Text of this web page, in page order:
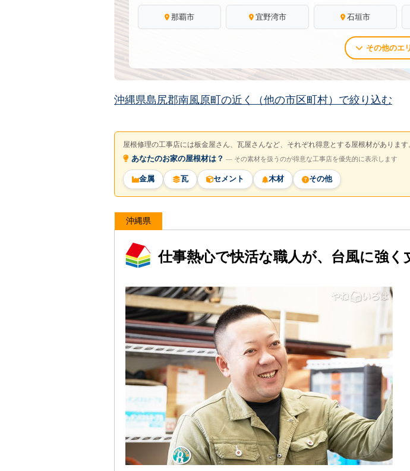
那覇市 宜野湾市 石垣市
その他のエ
沖縄県島尻郡南風原町の近く（他の市区町村）で絞り込む
屋根修理の工事店には板金屋さん、瓦屋さんなど、それぞれ得意とする屋根材があります
あなたのお家の屋根材は？ ― その素材を扱うのが得意な工事店を優先的に表示します
金属 瓦 セメント 木材 その他
沖縄県
仕事熱心で快活な職人が、台風に強